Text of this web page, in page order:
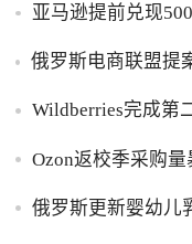
亚马逊提前兑现
俄罗斯电商联盟提
Wildberries完成第
Ozon返校季采购量
俄罗斯更新婴幼儿